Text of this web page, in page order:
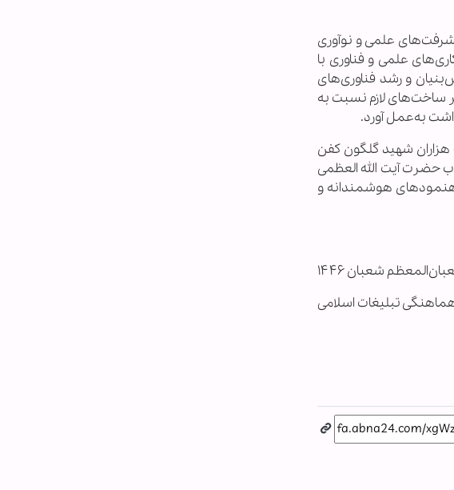
علمی و نوآوری
علمی و فناوری با
و رشد فناوری‌های
ساخت‌های لازم نسبت به
به‌عمل آورد.
هزاران شهید گلگون کفن
حضرت آیت الله العظمی
هوشمندانه و
تبلیغات اسلامی